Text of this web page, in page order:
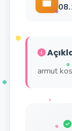
armut